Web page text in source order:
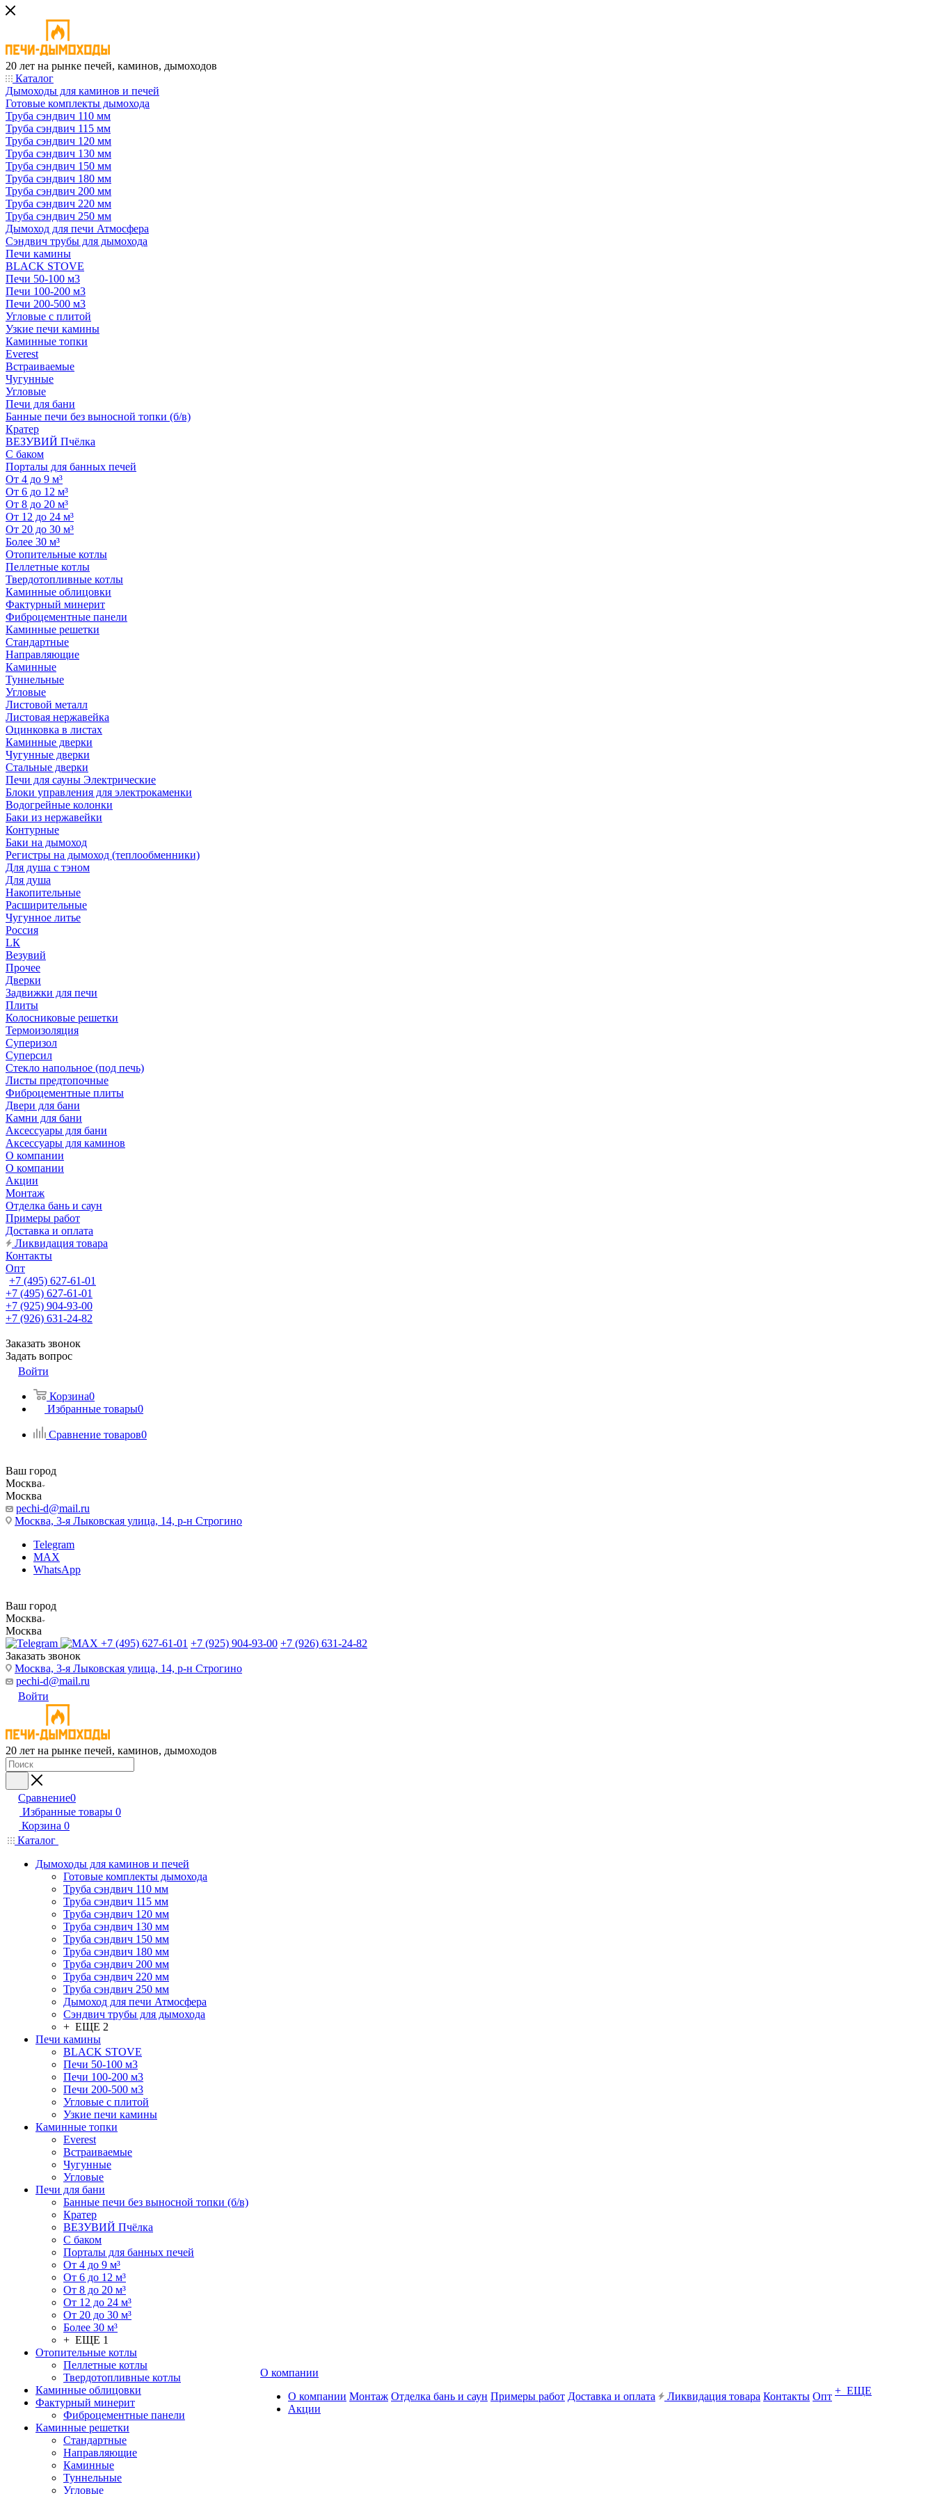
20 лет на рынке печей, каминов, дымоходов
Каталог
Дымоходы для каминов и печей
Готовые комплекты дымохода
Труба сэндвич 110 мм
Труба сэндвич 115 мм
Труба сэндвич 120 мм
Труба сэндвич 130 мм
Труба сэндвич 150 мм
Труба сэндвич 180 мм
Труба сэндвич 200 мм
Труба сэндвич 220 мм
Труба сэндвич 250 мм
Дымоход для печи Атмосфера
Сэндвич трубы для дымохода
Печи камины
BLACK STOVE
Печи 50-100 м3
Печи 100-200 м3
Печи 200-500 м3
Угловые с плитой
Узкие печи камины
Каминные топки
Everest
Встраиваемые
Чугунные
Угловые
Печи для бани
Банные печи без выносной топки (б/в)
Кратер
ВЕЗУВИЙ Пчёлка
С баком
Порталы для банных печей
От 4 до 9 м³
От 6 до 12 м³
От 8 до 20 м³
От 12 до 24 м³
От 20 до 30 м³
Более 30 м³
Отопительные котлы
Пеллетные котлы
Твердотопливные котлы
Каминные облицовки
Фактурный минерит
Фиброцементные панели
Каминные решетки
Стандартные
Направляющие
Каминные
Туннельные
Угловые
Листовой металл
Листовая нержавейка
Оцинковка в листах
Каминные дверки
Чугунные дверки
Стальные дверки
Печи для сауны Электрические
Блоки управления для электрокаменки
Водогрейные колонки
Баки из нержавейки
Контурные
Баки на дымоход
Регистры на дымоход (теплообменники)
Для душа с тэном
Для душа
Накопительные
Расширительные
Чугунное литье
Россия
LК
Везувий
Прочее
Дверки
Задвижки для печи
Плиты
Колосниковые решетки
Термоизоляция
Суперизол
Суперсил
Стекло напольное (под печь)
Листы предтопочные
Фиброцементные плиты
Двери для бани
Камни для бани
Аксессуары для бани
Аксессуары для каминов
О компании
О компании
Акции
Монтаж
Отделка бань и саун
Примеры работ
Доставка и оплата
Ликвидация товара
Контакты
Опт
+7 (495) 627-61-01
+7 (495) 627-61-01
+7 (925) 904-93-00
+7 (926) 631-24-82
Заказать звонок
Задать вопрос
Войти
Корзина0
Избранные товары0
Сравнение товаров0
Ваш город
Москва
Москва
pechi-d@mail.ru
Москва, 3-я Лыковская улица, 14, р-н Строгино
Telegram
MAX
WhatsApp
Ваш город
Москва
Москва
+7 (495) 627-61-01 +7 (925) 904-93-00 +7 (926) 631-24-82
Заказать звонок
Москва, 3-я Лыковская улица, 14, р-н Строгино
pechi-d@mail.ru
Войти
20 лет на рынке печей, каминов, дымоходов
Сравнение0
Избранные товары 0
Корзина 0
Каталог
Дымоходы для каминов и печей
Готовые комплекты дымохода
Труба сэндвич 110 мм
Труба сэндвич 115 мм
Труба сэндвич 120 мм
Труба сэндвич 130 мм
Труба сэндвич 150 мм
Труба сэндвич 180 мм
Труба сэндвич 200 мм
Труба сэндвич 220 мм
Труба сэндвич 250 мм
Дымоход для печи Атмосфера
Сэндвич трубы для дымохода
+ ЕЩЕ 2
Печи камины
BLACK STOVE
Печи 50-100 м3
Печи 100-200 м3
Печи 200-500 м3
Угловые с плитой
Узкие печи камины
Каминные топки
Everest
Встраиваемые
Чугунные
Угловые
Печи для бани
Банные печи без выносной топки (б/в)
Кратер
ВЕЗУВИЙ Пчёлка
С баком
Порталы для банных печей
От 4 до 9 м³
От 6 до 12 м³
От 8 до 20 м³
От 12 до 24 м³
От 20 до 30 м³
Более 30 м³
+ ЕЩЕ 1
Отопительные котлы
Пеллетные котлы
Твердотопливные котлы
Каминные облицовки
Фактурный минерит
Фиброцементные панели
Каминные решетки
Стандартные
Направляющие
Каминные
Туннельные
Угловые
О компании
О компании
Акции
Монтаж Отделка бань и саун Примеры работ Доставка и оплата Ликвидация товара Контакты Опт + ЕЩЕ